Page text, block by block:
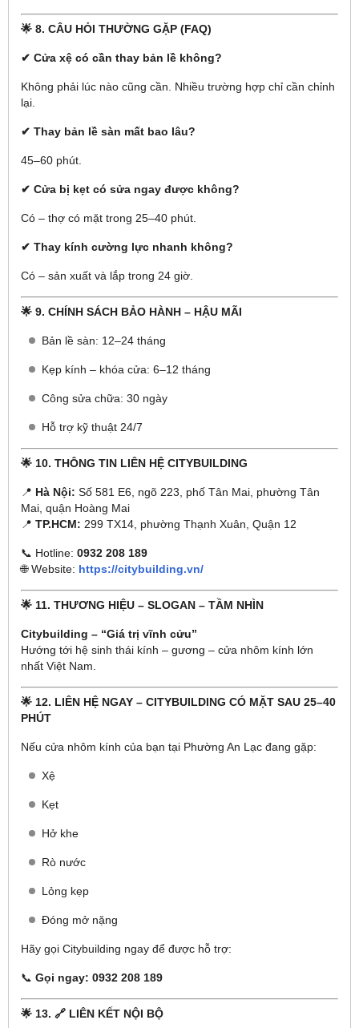
🌟 8. CÂU HỎI THƯỜNG GẶP (FAQ)
✔ Cửa xệ có cần thay bản lề không?
Không phải lúc nào cũng cần. Nhiều trường hợp chỉ cần chỉnh
lại.
✔ Thay bản lề sàn mất bao lâu?
45–60 phút.
✔ Cửa bị kẹt có sửa ngay được không?
Có – thợ có mặt trong 25–40 phút.
✔ Thay kính cường lực nhanh không?
Có – sản xuất và lắp trong 24 giờ.
🌟 9. CHÍNH SÁCH BẢO HÀNH – HẬU MÃI
Bản lề sàn: 12–24 tháng
Kẹp kính – khóa cửa: 6–12 tháng
Công sửa chữa: 30 ngày
Hỗ trợ kỹ thuật 24/7
🌟 10. THÔNG TIN LIÊN HỆ CITYBUILDING
📍 Hà Nội: Số 581 E6, ngõ 223, phố Tân Mai, phường Tân
Mai, quận Hoàng Mai
📍 TP.HCM: 299 TX14, phường Thạnh Xuân, Quận 12
📞 Hotline: 0932 208 189
🌐 Website: https://citybuilding.vn/
🌟 11. THƯƠNG HIỆU – SLOGAN – TẦM NHÌN
Citybuilding – “Giá trị vĩnh cửu”
Hướng tới hệ sinh thái kính – gương – cửa nhôm kính lớn
nhất Việt Nam.
🌟 12. LIÊN HỆ NGAY – CITYBUILDING CÓ MẶT SAU 25–40
PHÚT
Nếu cửa nhôm kính của bạn tại Phường An Lạc đang gặp:
Xệ
Kẹt
Hở khe
Rò nước
Lỏng kẹp
Đóng mở nặng
Hãy gọi Citybuilding ngay để được hỗ trợ:
📞 Gọi ngay: 0932 208 189
🌟 13. 🔗 LIÊN KẾT NỘI BỘ